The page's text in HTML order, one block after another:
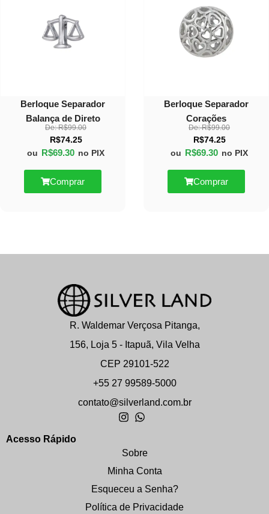
Berloque Separador
Balança de Direto
De:R$99.00
R$74.25
ou R$69.30 no PIX
Comprar
Berloque Separador
Corações
De:R$99.00
R$74.25
ou R$69.30 no PIX
Comprar
R. Waldemar Verçosa Pitanga,
156, Loja 5 - Itapuã, Vila Velha
CEP 29101-522
+55 27 99589-5000
contato@silverland.com.br
Acesso Rápido
Sobre
Minha Conta
Esqueceu a Senha?
Política de Privacidade